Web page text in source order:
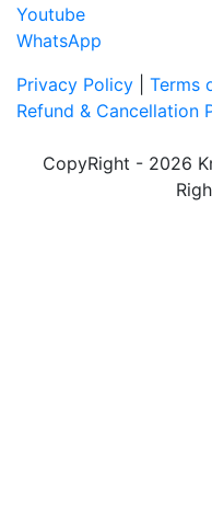
Youtube
WhatsApp
Privacy Policy
Terms
Refund & Cancellation
CopyRight - 2026